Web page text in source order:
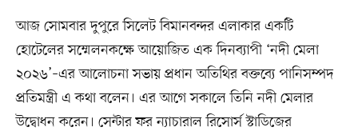
আজ সোমবার দুপুরে সিলেট বিমানবন্দর এলাকার একটি
হোটেলের সম্মেলনকক্ষে আয়োজিত এক দিনব্যাপী ‘নদী মেলা
২০২৬’–এর আলোচনা সভায় প্রধান অতিথির বক্তব্যে পানিসম্পদ
প্রতিমন্ত্রী এ কথা বলেন। এর আগে সকালে তিনি নদী মেলার
উদ্বোধন করেন। সেন্টার ফর ন্যাচারাল রিসোর্স স্টাডিজের